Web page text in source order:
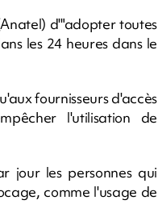
d'"adopter toutes
les 24 heures dans le
fournisseurs d'accès
l'utilisation de
jour les personnes qui
comme l'usage de